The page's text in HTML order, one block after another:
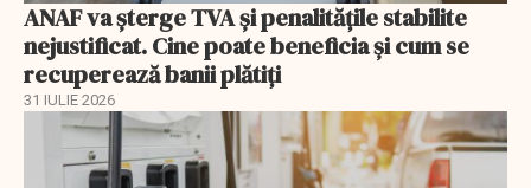
ANAF va șterge TVA și penalitățile stabilite
nejustificat. Cine poate beneficia și cum se
recuperează banii plătiți
31 IULIE 2026